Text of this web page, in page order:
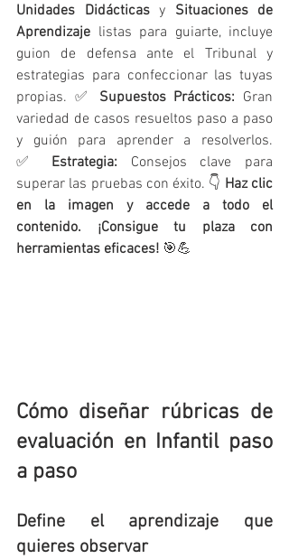
Unidades Didácticas y Situaciones de
Aprendizaje listas para guiarte, incluye
guion de defensa ante el Tribunal y
estrategias para confeccionar las tuyas
propias. ✅ Supuestos Prácticos: Gran
variedad de casos resueltos paso a paso
y guión para aprender a resolverlos.
✅ Estrategia: Consejos clave para
superar las pruebas con éxito. 👇 Haz clic
en la imagen y accede a todo el
contenido. ¡Consigue tu plaza con
herramientas eficaces! 🎯💪
Cómo diseñar rúbricas de
evaluación en Infantil paso
a paso
Define el aprendizaje que
quieres observar